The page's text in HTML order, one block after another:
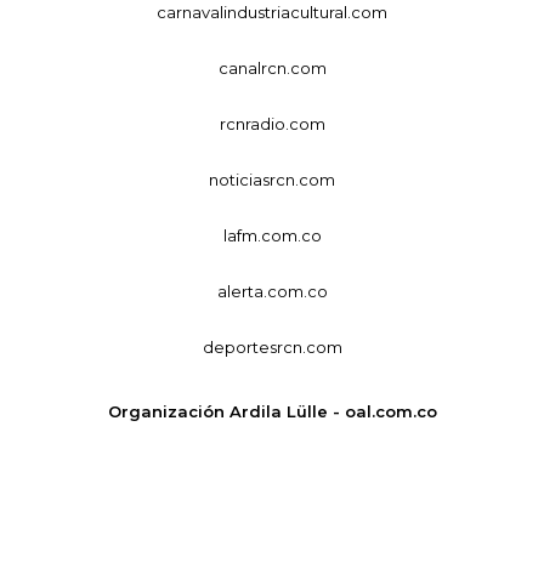
carnavalindustriacultural.com
canalrcn.com
rcnradio.com
noticiasrcn.com
lafm.com.co
alerta.com.co
deportesrcn.com
Organización Ardila Lülle - oal.com.co